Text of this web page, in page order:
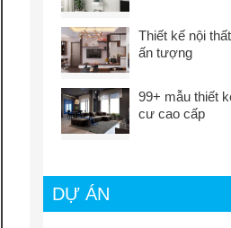
Thiết kế nội
ấn tượng
99+ mẫu thiết
cư cao cấp
DỰ ÁN